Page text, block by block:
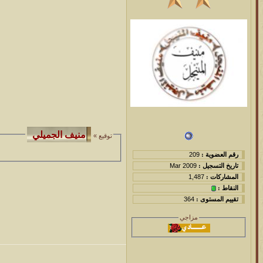
رقم العضوية : 209
تاريخ التسجيل : Mar 2009
المشاركات : 1,487
النقاط :
تقييم المستوى : 364
مزاجي
توقيع »